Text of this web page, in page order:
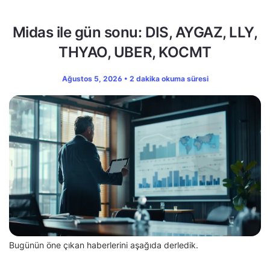
Midas ile gün sonu: DIS, AYGAZ, LLY,
THYAO, UBER, KOCMT
Ağustos 5, 2026 • 2 dakika okuma süresi
Bugünün öne çıkan haberlerini aşağıda derledik.